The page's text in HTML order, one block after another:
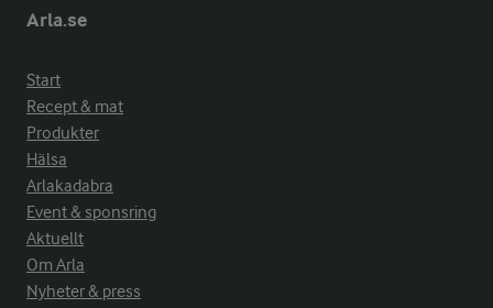
Arla.se
Start
Recept & mat
Produkter
Hälsa
Arlakadabra
Event & sponsring
Aktuellt
Om Arla
Nyheter & press